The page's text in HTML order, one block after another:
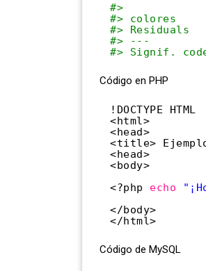
#>
#> colores
#>
#> ---
#> Signif.
Código en PHP
!DOCTYPE HTML
<html>
<head>
<title>
<head>
<body>
<?php echo
</body>
</html>
Código de MySQL